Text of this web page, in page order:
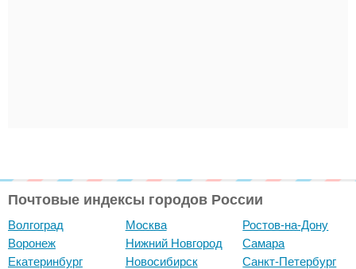
Почтовые индексы городов России
Волгоград
Воронеж
Екатеринбург
Москва
Нижний Новгород
Новосибирск
Ростов-на-Дону
Самара
Санкт-Петербург